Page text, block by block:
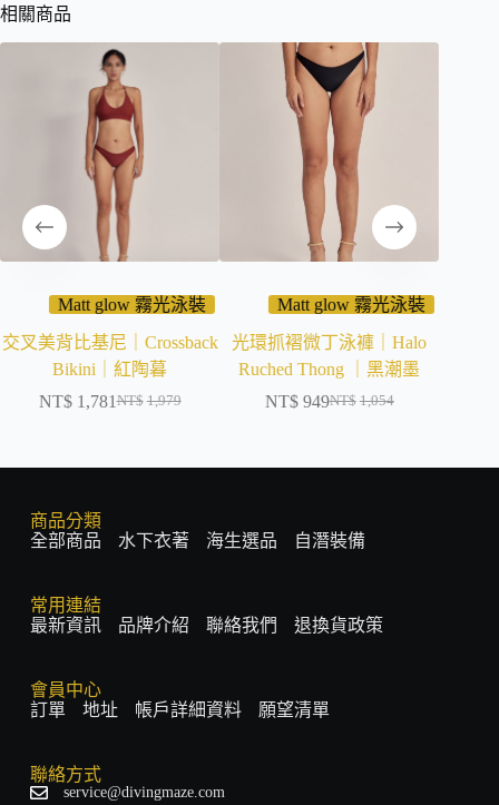
相關商品
Matt glow 霧光泳裝
交叉美背比基尼｜Crossback
Bikini｜紅陶暮
NT$ 1,979
NT$ 1,781
Matt glow 霧光泳裝
光環抓褶微丁泳褲｜Halo
Ruched Thong ｜黑潮墨
NT$ 1,054
NT$ 949
商品分類
全部商品
水下衣著 海生選品 自潛裝備
常用連結
最新資訊
品牌介紹 聯絡我們 退換貨政策
會員中心
訂單
地址 帳戶詳細資料 願望清單
聯絡方式
service@divingmaze.com